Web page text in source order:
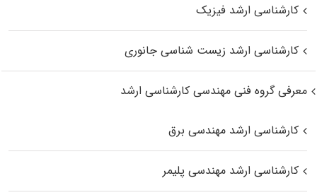
کارشناسی ارشد فیزیک
کارشناسی ارشد زیست‌ شناسی جانوری
معرفی گروه فنی مهندسی کارشناسی ارشد
کارشناسی ارشد مهندسی برق
کارشناسی ارشد مهندسی پلیمر